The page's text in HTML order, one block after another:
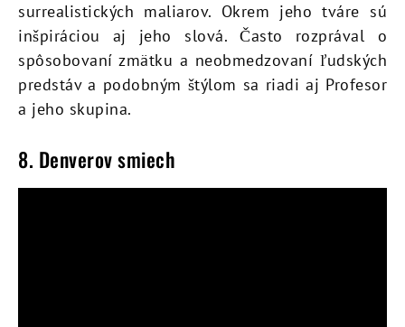
surrealistických maliarov. Okrem jeho tváre sú
inšpiráciou aj jeho slová. Často rozprával o
spôsobovaní zmätku a neobmedzovaní ľudských
predstáv a podobným štýlom sa riadi aj Profesor
a jeho skupina.
8. Denverov smiech